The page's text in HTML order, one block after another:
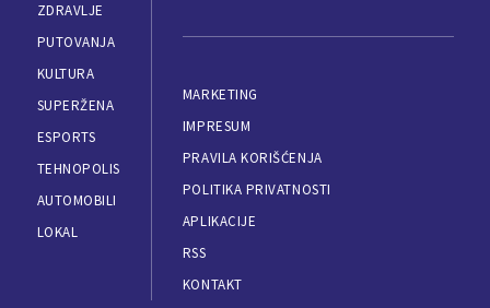
ZDRAVLJE
PUTOVANJA
KULTURA
SUPERŽENA
ESPORTS
TEHNOPOLIS
AUTOMOBILI
LOKAL
MARKETING
IMPRESUM
PRAVILA KORIŠĆENJA
POLITIKA PRIVATNOSTI
APLIKACIJE
RSS
KONTAKT